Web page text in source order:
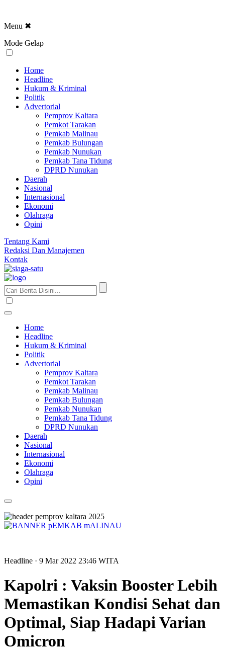
Menu ✖
Mode Gelap
Home
Headline
Hukum & Kriminal
Politik
Advertorial
Pemprov Kaltara
Pemkot Tarakan
Pemkab Malinau
Pemkab Bulungan
Pemkab Nunukan
Pemkab Tana Tidung
DPRD Nunukan
Daerah
Nasional
Internasional
Ekonomi
Olahraga
Opini
Tentang Kami
Redaksi Dan Manajemen
Kontak
Home
Headline
Hukum & Kriminal
Politik
Advertorial
Pemprov Kaltara
Pemkot Tarakan
Pemkab Malinau
Pemkab Bulungan
Pemkab Nunukan
Pemkab Tana Tidung
DPRD Nunukan
Daerah
Nasional
Internasional
Ekonomi
Olahraga
Opini
Headline · 9 Mar 2022 23:46 WITA
Kapolri : Vaksin Booster Lebih
Memastikan Kondisi Sehat dan
Optimal, Siap Hadapi Varian
Omicron